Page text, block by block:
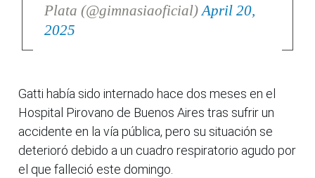
Plata (@gimnasiaoficial) April 20,
2025
Gatti había sido internado hace dos meses en el
Hospital Pirovano de Buenos Aires tras sufrir un
accidente en la vía pública, pero su situación se
deterioró debido a un cuadro respiratorio agudo por
el que falleció este domingo.